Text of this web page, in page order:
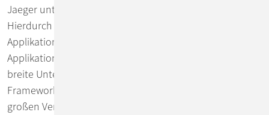
Jaeger unterstützt den OpenTracing-Standard.
Hierdurch ist eine einfache Integration von
Applikationen in Jaeger möglich. Für selbst geschriebene
Applikationen gibt es, ähnlich wie bei Prometheus, eine
breite Unterstützung von Programmiersprachen und
Frameworks. Weitere Vorteile von Jaeger, neben der
großen Verbreitung, sind die einfache Installation und